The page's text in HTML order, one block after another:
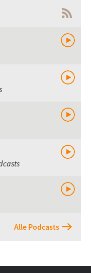
Alle Podcasts